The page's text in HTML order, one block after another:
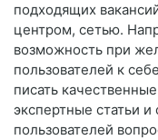
подходящих
центром, сетью.
возможность при
пользователей к
писать
экспертные статьи
пользователей